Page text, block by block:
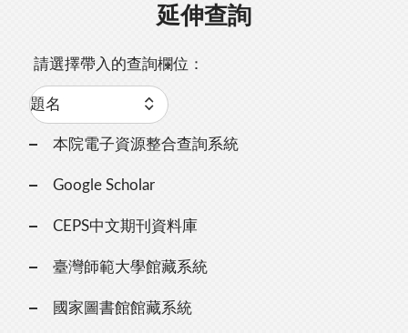
延伸查詢
請選擇帶入的查詢欄位：
本院電子資源整合查詢系統
Google Scholar
CEPS中文期刊資料庫
臺灣師範大學館藏系統
國家圖書館館藏系統